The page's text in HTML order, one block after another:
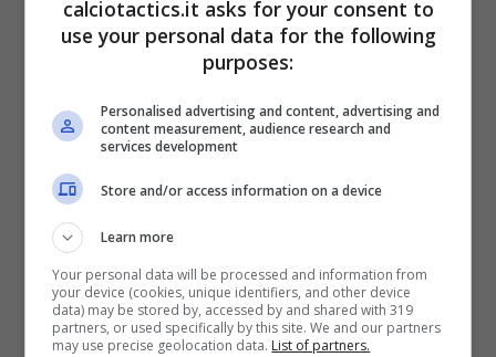
Come svelato dal portale, transferfeed, Il
Milan continua a monitorare attentamente il
futuro del difensore slovacco Milan Skriniar.
Cresciuto proprio in Serie A con le maglie di
Sampdoria ed Inter, ora è pronto a tornare.
Già in estate è stato ad un passo dal Napoli,
ma il suo agente, Martin Petras,
lavorare per riportarlo in Serie A
nonostante le richieste finanziarie alte per
i club italiani.
calciotactics.it asks for your consent to
use your personal data for the following
purposes:
Personalised advertising and content, advertising and
content measurement, audience research and
services development
Store and/or access information on a device
Learn more
Your personal data will be processed and information from
your device (cookies, unique identifiers, and other device
data) may be stored by, accessed by and shared with 319
partners, or used specifically by this site. We and our partners
may use precise geolocation data. List of partners.